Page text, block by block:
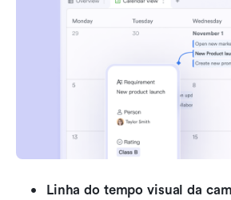
Linha do tempo visual da